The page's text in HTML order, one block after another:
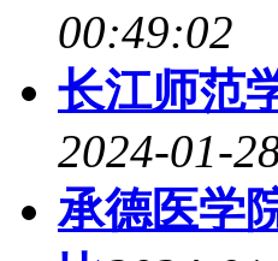
00:49:02
长江师范
2024-01-
承德医学